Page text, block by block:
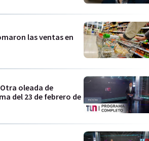
las ventas en
oleada de
del 23 de febrero de